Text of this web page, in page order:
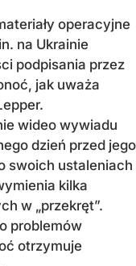
operacyjne
na Ukrainie
podpisania przez
jak uważa
wideo wywiadu
dzień przed jego
swoich ustaleniach
kilka
w „przekręt”.
problemów
otrzymuje